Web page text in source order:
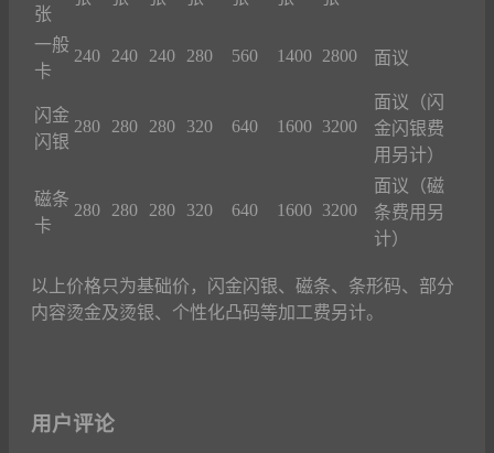
张
一般
卡
240 240 240 280 560 1400 2800 面议
闪金
闪银
280 280 280 320 640 1600 3200
面议（闪
金闪银费
用另计）
磁条
卡
280 280 280 320 640 1600 3200
面议（磁
条费用另
计）
以上价格只为基础价，闪金闪银、磁条、条形码、部分
内容烫金及烫银、个性化凸码等加工费另计。
用户评论